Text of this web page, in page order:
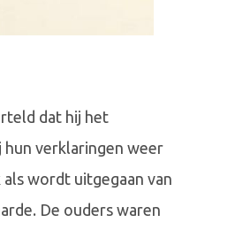
dat hij het
verklaringen weer
wordt uitgegaan van
De ouders waren